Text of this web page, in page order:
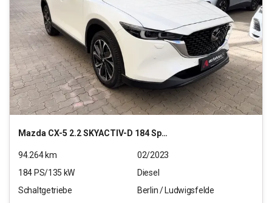
Mazda CX-5 2.2 SKYACTIV-D 184 Sports-Line 2WD (EURO 6d)
94.264km
02/2023
184 PS/135 kW
Diesel
Schaltgetriebe
Berlin / Ludwigsfelde